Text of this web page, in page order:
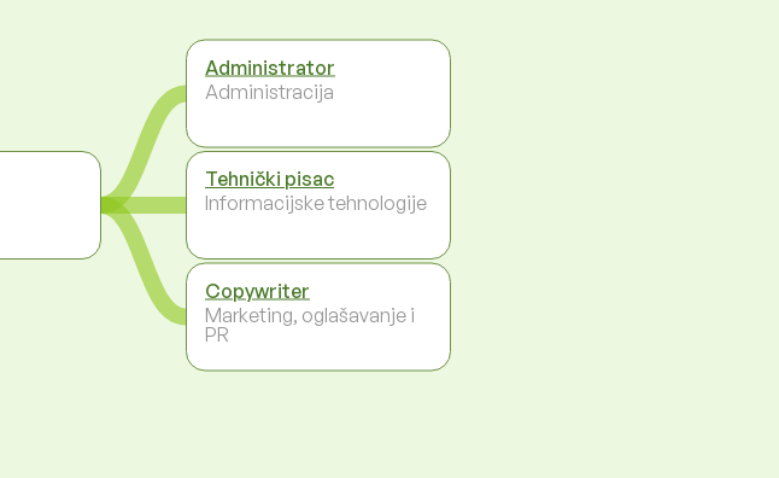
Administrator
Administracija
Tehnički pisac
Informacijske tehnologije
Copywriter
Marketing, oglašavanje i
PR